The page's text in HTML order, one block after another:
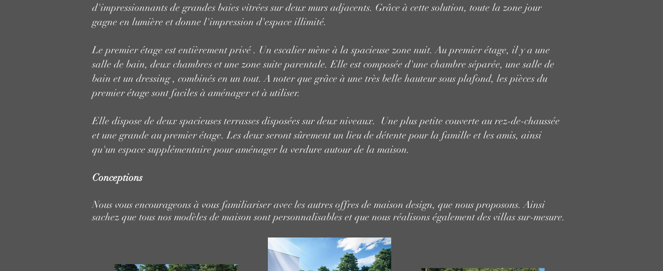
d'impressionnants de grandes baies vitrées sur deux murs adjacents. Grâce à cette solution, toute la zone jour
gagne en lumière et donne l'impression d'espace illimité.
Le premier étage est entièrement privé . Un escalier mène à la spacieuse zone nuit. Au premier étage, il y a une
salle de bain, deux chambres et une zone suite parentale. Elle est composée d'une chambre séparée, une salle de
bain et un dressing , combinés en un tout. A noter que grâce à une très belle hauteur sous plafond, les pièces du
premier étage sont faciles à aménager et à utiliser.
Elle dispose de deux spacieuses terrasses disposées sur deux niveaux. Une plus petite couverte au rez-de-chaussée
et une grande au premier étage. Les deux seront sûrement un lieu de détente pour la famille et les amis, ainsi
qu'un espace supplémentaire pour aménager la verdure autour de la maison.
Conceptions
Nous vous encourageons à vous familiariser avec les autres offres de maison design, que nous proposons. Ainsi
sachez que tous nos modèles de maison sont personnalisables et que nous réalisons également des villas sur-mesure.